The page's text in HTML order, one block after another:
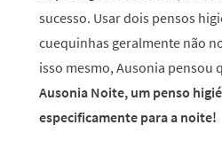
sucesso. Usar dois pensos
cuequinhas geralmente não
isso mesmo, Ausonia pensou
Ausonia Noite, um penso
especificamente para a noite!